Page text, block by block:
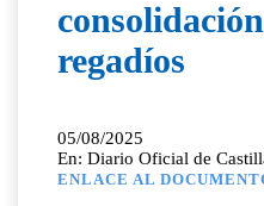
regadíos
05/08/2025
En: Diario Oficial de
ENLACE AL